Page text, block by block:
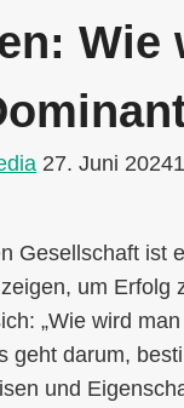
Wie
27. Juni 2024
Gesellschaft ist
um Erfolg
„Wie wird man
geht darum,
und